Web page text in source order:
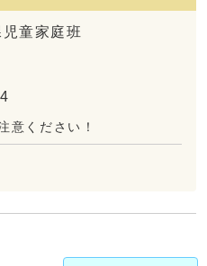
童家庭班
意ください！